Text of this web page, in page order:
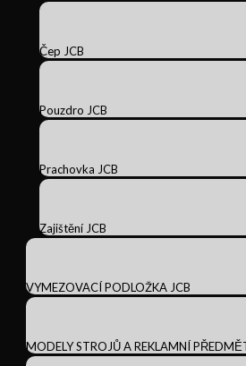
Čep JCB
Pouzdro JCB
Prachovka JCB
Zajištění JCB
VYMEZOVACÍ PODLOŽKA JCB
MODELY STROJŮ A REKLAMNÍ